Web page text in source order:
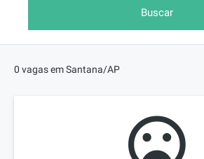
Buscar
0 vagas em Santana/AP